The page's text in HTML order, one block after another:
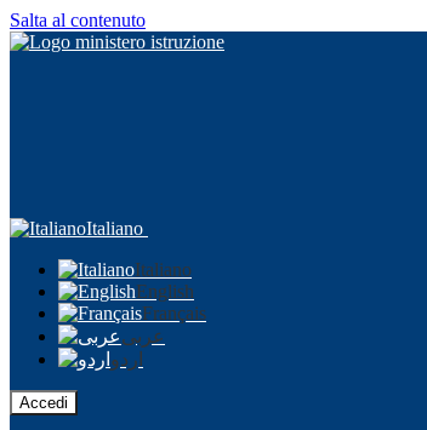
Salta al contenuto
Italiano
Italiano
English
Français
عربى
اردو
Accedi